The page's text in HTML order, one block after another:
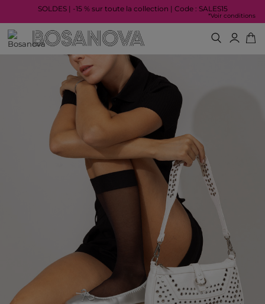
SOLDES | -15 % sur toute la collection | Code : SALES15
*Voir conditions